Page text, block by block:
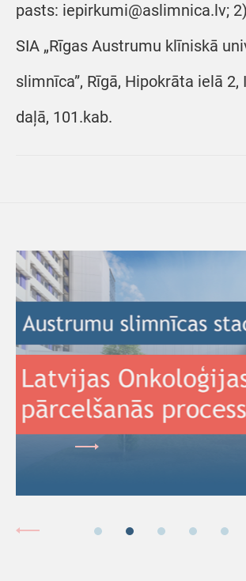
pasts: iepirkumi@aslimnica.lv;
SIA „Rīgas Austrumu klīniskā
slimnīca”, Rīgā, Hipokrāta ielā 2,
daļā, 101.kab.